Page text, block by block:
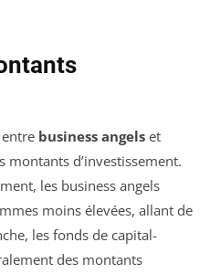
business angels et
montants d’investissement.
les business angels
moins élevées, allant de
les fonds de capital-
des montants